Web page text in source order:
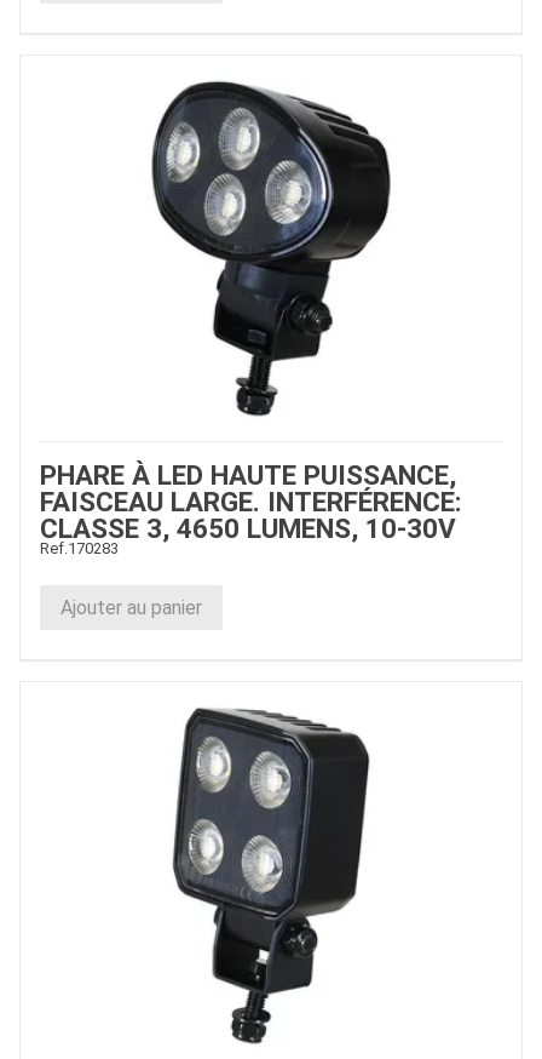
PHARE À LED HAUTE PUISSANCE,
FAISCEAU LARGE. INTERFÉRENCE:
CLASSE 3, 4650 LUMENS, 10-30V
Ref.170283
Ajouter au panier